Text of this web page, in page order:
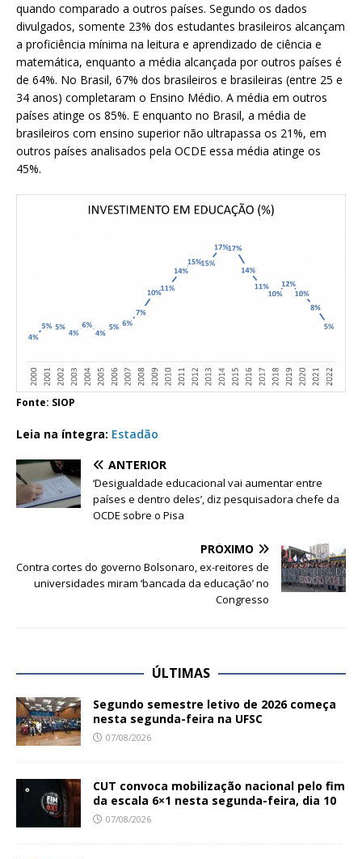
quando comparado a outros países. Segundo os dados
divulgados, somente 23% dos estudantes brasileiros alcançam
a proficiência mínima na leitura e aprendizado de ciência e
matemática, enquanto a média alcançada por outros países é
de 64%. No Brasil, 67% dos brasileiros e brasileiras (entre 25 e
34 anos) completaram o Ensino Médio. A média em outros
países atinge os 85%. E enquanto no Brasil, a média de
brasileiros com ensino superior não ultrapassa os 21%, em
outros países analisados pela OCDE essa média atinge os
45%.
Fonte: SIOP
Leia na íntegra: Estadão
ANTERIOR
‘Desigualdade educacional vai aumentar entre
países e dentro deles’, diz pesquisadora chefe da
OCDE sobre o Pisa
PRÓXIMO
Contra cortes do governo Bolsonaro, ex-reitores de
universidades miram ‘bancada da educação’ no
Congresso
ÚLTIMAS
Segundo semestre letivo de 2026 começa
nesta segunda-feira na UFSC
07/08/2026
CUT convoca mobilização nacional pelo fim
da escala 6×1 nesta segunda-feira, dia 10
07/08/2026